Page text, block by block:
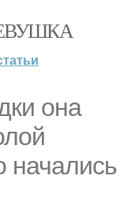
она
начались